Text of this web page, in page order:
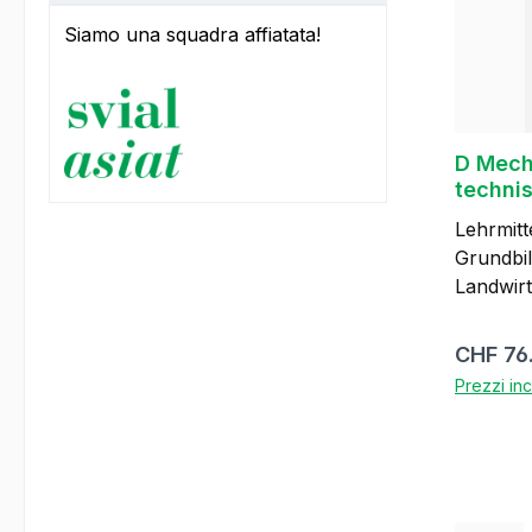
Siamo una squadra affiatata!
D
Landwirt
Metall
Prezzo
CHF
Prezzi